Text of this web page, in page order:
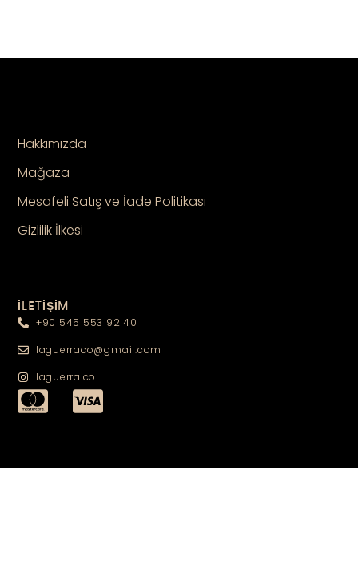
Hakkımızda
Mağaza
Mesafeli Satış ve İade Politikası
Gizlilik İlkesi
İLETİŞİM
+90 545 553 92 40
laguerraco@gmail.com
laguerra.co